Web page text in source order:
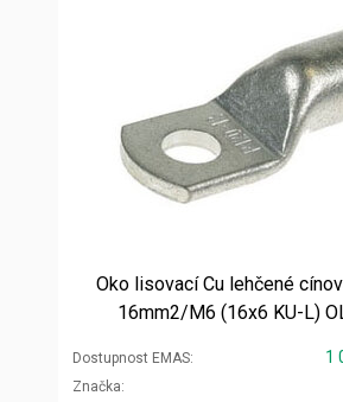
Oko lisovací Cu lehčené
16mm2/M6 (16x6 KU-L)
Dostupnost EMAS 1
Značka